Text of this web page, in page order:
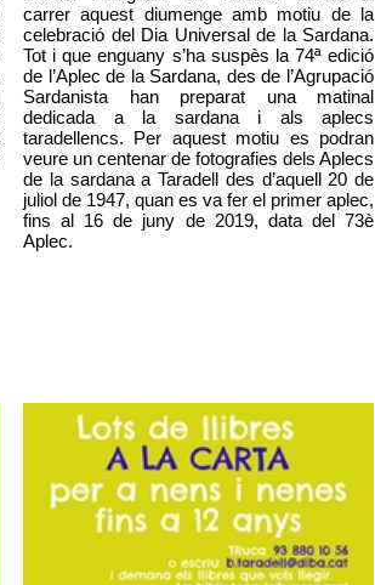
carrer aquest diumenge amb motiu de la
celebració del Dia Universal de la Sardana.
Tot i que enguany s’ha suspès la 74ª edició
de l’Aplec de la Sardana, des de l’Agrupació
Sardanista han preparat una matinal
dedicada a la sardana i als aplecs
taradellencs. Per aquest motiu es podran
veure un centenar de fotografies dels Aplecs
de la sardana a Taradell des d’aquell 20 de
juliol de 1947, quan es va fer el primer aplec,
fins al 16 de juny de 2019, data del 73è
Aplec.